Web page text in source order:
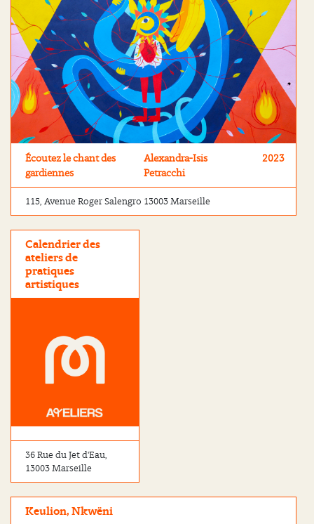
Écoutez le chant des
gardiennes
Alexandra-Isis
Petracchi
2023
115, Avenue Roger Salengro 13003 Marseille
Calendrier des
ateliers de
pratiques
artistiques
36 Rue du Jet d'Eau,
13003 Marseille
Keulion, Nkwëni